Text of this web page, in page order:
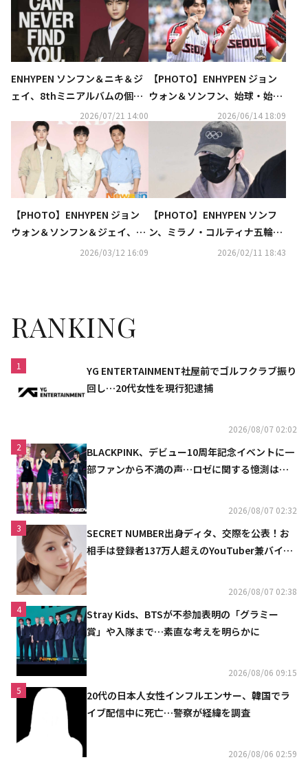
ENHYPEN ソンフン＆ニキ＆ジ
ェイ、8thミニアルバムの個人
コンセプトフォトとフィルムを
2026/07/21 14:00
【PHOTO】ENHYPEN ジョン
ウォン＆ソンフン、始球・始打
2026/06/14 18:09
【PHOTO】ENHYPEN ジョン
ウォン＆ソンフン＆ジェイ、ブ
ランド「PRADA」のイベントに
2026/03/12 16:09
【PHOTO】ENHYPEN ソンフ
ン、ミラノ・コルティナ五輪の
聖火リレーを終えて帰国
2026/02/11 18:43
RANKING
1
YG ENTERTAINMENT社屋前でゴルフクラブ振り
回し…20代女性を現行犯逮捕
2026/08/07 02:02
2
BLACKPINK、デビュー10周年記念イベントに一
部ファンから不満の声…ロゼに関する憶測は否
2026/08/07 02:32
3
SECRET NUMBER出身ディタ、交際を公表！お
相手は登録者137万人超えのYouTuber兼バイオ
2026/08/07 02:38
4
Stray Kids、BTSが不参加表明の「グラミー
賞」や入隊まで…素直な考えを明らかに
2026/08/06 09:15
5
20代の日本人女性インフルエンサー、韓国でラ
イブ配信中に死亡…警察が経緯を調査
2026/08/06 02:59